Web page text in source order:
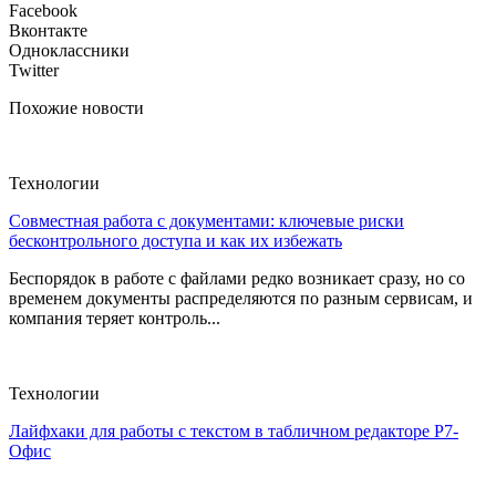
Facebook
Вконтакте
Одноклассники
Twitter
Похожие новости
Технологии
Совместная работа с документами: ключевые риски
бесконтрольного доступа и как их избежать
Беспорядок в работе с файлами редко возникает сразу, но со
временем документы распределяются по разным сервисам, и
компания теряет контроль...
Технологии
Лайфхаки для работы с текстом в табличном редакторе Р7-
Офис